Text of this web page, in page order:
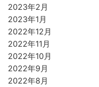
2023年2月
2023年1月
2022年12月
2022年11月
2022年10月
2022年9月
2022年8月